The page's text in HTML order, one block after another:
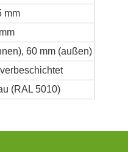
mm
60 mm (außen)
(RAL 5010)